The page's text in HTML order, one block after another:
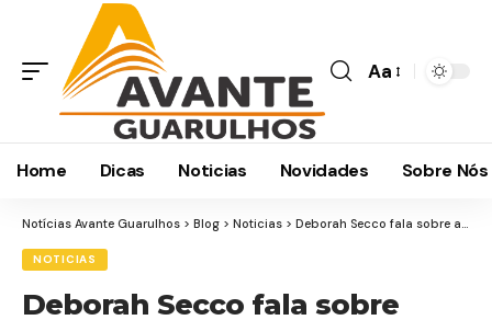
Aa
Home Dicas Noticias Novidades Sobre Nós
Notícias Avante Guarulhos > Blog > Noticias > Deborah Secco fala sobre amor e autenticidade no Metrópoles Talks em São Paulo.
NOTICIAS
Deborah Secco fala sobre